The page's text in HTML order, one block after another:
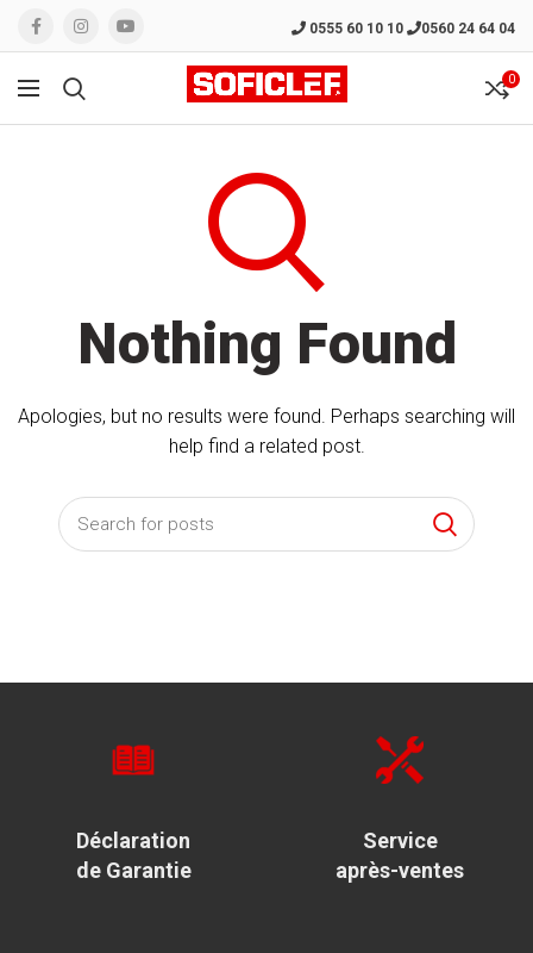
0555 60 10 10 0560 24 64 04
0
Nothing Found
Apologies, but no results were found. Perhaps searching will
help find a related post.
Déclaration
de Garantie
Service
après-ventes